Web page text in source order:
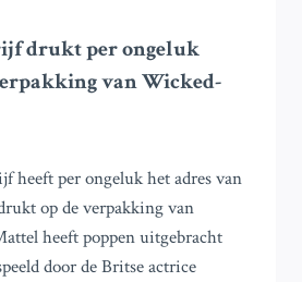
drukt per ongeluk
van Wicked-
heeft per ongeluk het adres van
op de verpakking van
heeft poppen uitgebracht
door de Britse actrice